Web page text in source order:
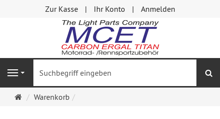
Zur Kasse Ihr Konto Anmelden
Navigation
Startseite
Warenkorb